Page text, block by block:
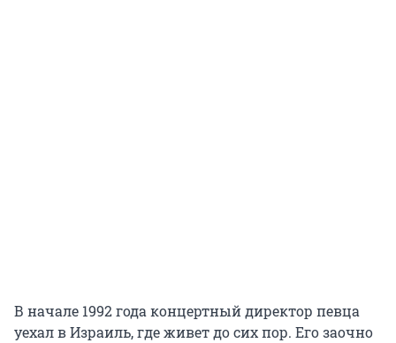
В начале 1992 года концертный директор певца
уехал в Израиль, где живет до сих пор. Его заочно